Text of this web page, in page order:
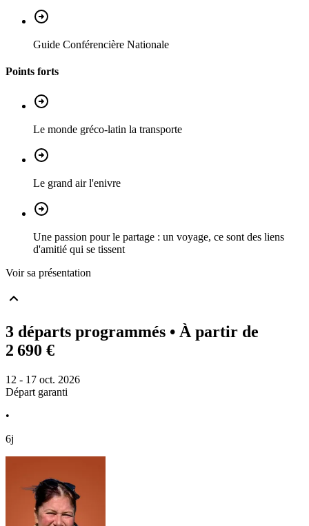
Guide Conférencière Nationale
Points forts
Le monde gréco-latin la transporte
Le grand air l'enivre
Une passion pour le partage : un voyage, ce sont des liens
d'amitié qui se tissent
Voir sa présentation
3 départs programmés • À partir de
2 690 €
12 - 17 oct. 2026
Départ garanti
•
6j